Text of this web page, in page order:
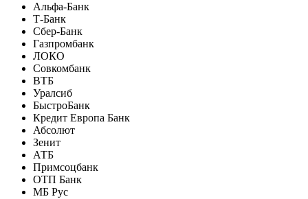
Альфа-Банк
Т-Банк
Сбер-Банк
Газпромбанк
ЛОКО
Совкомбанк
ВТБ
Уралсиб
БыстроБанк
Кредит Европа Банк
Абсолют
Зенит
АТБ
Примсоцбанк
ОТП Банк
МБ Рус